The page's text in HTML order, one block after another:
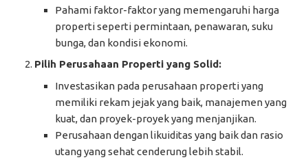
Pahami faktor-faktor yang memengaruhi harga
properti seperti permintaan, penawaran, suku
bunga, dan kondisi ekonomi.
Pilih Perusahaan Properti yang Solid:
Investasikan pada perusahaan properti yang
memiliki rekam jejak yang baik, manajemen yang
kuat, dan proyek-proyek yang menjanjikan.
Perusahaan dengan likuiditas yang baik dan rasio
utang yang sehat cenderung lebih stabil.